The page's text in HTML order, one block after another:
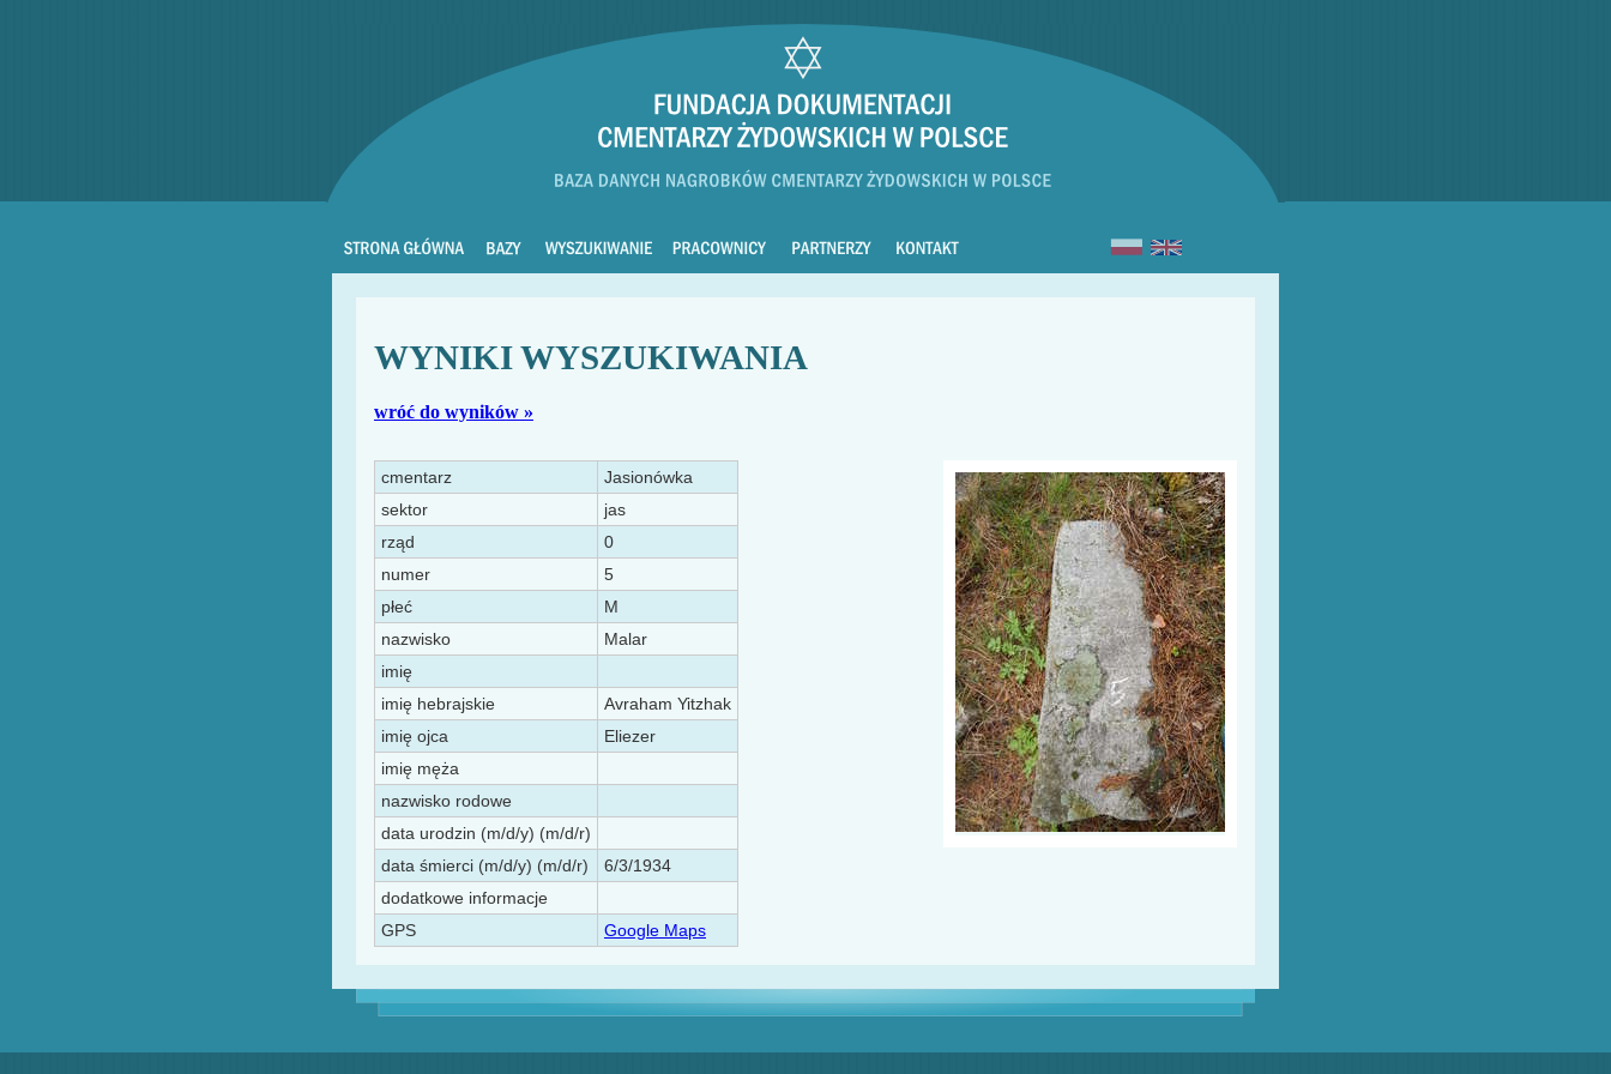
WYNIKI WYSZUKIWANIA
wróć do wyników »
cmentarz
Jasionówka
sektor
jas
rząd
0
numer
5
płeć
M
nazwisko
Malar
imię
imię hebrajskie
Avraham Yitzhak
imię ojca
Eliezer
imię męża
nazwisko rodowe
data urodzin (m/d/y) (m/d/r)
data śmierci (m/d/y) (m/d/r)
6/3/1934
dodatkowe informacje
GPS
Google Maps